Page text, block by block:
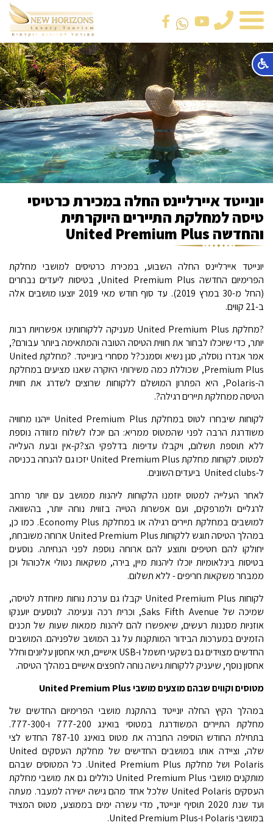
טלפון
יונייטד איירליינס החלה במכירת כרטיסי
טיסה למחלקת התיירים היוקרתית
והחדשה United Premium Plus
יונייטד איירליינס החלה השבוע, במכירת כרטיסים למושבי מחלקת
הפרימיום החדשה United Premium Plus, בטיסות ליעדים נבחרים
(החל מ-30 במרץ 2019). עד סוף חודש מאי 2019 יוצעו מושבים אלה
ב-21 קווים.
?מחלקת United Premium Plus מעניקה ללקוחותינו אפשרויות רבות
יותר, כדי שיוכלו לבחור את חווית הטיסה הטובה והמתאימה ביותר עבורם?,
אמר אנדרו נוסלה, סגן נשיא וסמנכ?ל מסחרי ביונייטד. ?מחלקת United
Premium Plus, שכוללת כמה משירותי היוקרה שאנו מציעים במחלקת
ה-Polaris, היא הפתרון המושלם ללקוחות שרוצים לשדרג את חווית
הטיסה ממחלקת תיירים רגילה?.
לקוחות שיבחרו לטוס במחלקת United Premium Plus ייהנו מחוויה
משודרגת הרבה לפני שהמטוס ממריא: הם יוכלו לשלוח מזוודה נוספת
ללא תוספת תשלום, ויקבלו עדיפות בדלפקי הצ?ק-אין ובעת העלייה
למטוס. לקוחות מחלקת United Premium Plus יזכו גם להנחה בכניסה
ל-United clubs ביעדים השונים.
לאחר העלייה למטוס יוזמנו הלקוחות ליהנות ממושב עם יותר מרחב
לרגליים ולמרפקים, ועם אפשרות הטייה בזווית נוחה יותר, בהשוואה
למושבים במחלקת תיירים רגילה או במחלקת Economy Plus. כמו כן,
במהלך הטיסה תוגש ללקוחות United Premium Plus ארוחה משובחת,
יחולקו להם חטיפים ותוצע להם ארוחה נוספת לפני הנחיתה. נוסעים
בטיסות בינלאומיות יוכלו ליהנות מיין, בירה, משקאות נטולי אלכוהול וכן
ממבחר משקאות חריפים - ללא תשלום.
לקוחות United Premium Plus יקבלו גם ערכת נוחות מיוחדת לטיסה,
שמיכה של Saks Fifth Avenue, וכרית רכה ונעימה. לנוסעים יוענקו
אוזניות מסננות רעשים, שיאפשרו להם ליהנות ממאות שעות של תכנים
הזמינים במערכות הבידור המותקנות על גב המושב שלפניהם. המושבים
החדשים מצוידים גם בשקעי חשמל ו-USB אישיים, תאי אחסון עליונים וחלל
אחסון נוסף, שיעניק ללקוחות גישה נוחה לחפצים אישיים במהלך הטיסה.
מטוסים וקווים שבהם מוצעים מושבי United Premium Plus
במהלך הקיץ החלה יונייטד בהתקנת מושבי הפרימיום החדשים של
מחלקת התיירים המשודרגת במטוסי בואינג 777-200 ו-777-300.
בתחילת החודש הוסיפה החברה את מטוס בואינג 787-10 החדש לצי
שלה, וציידה אותו במושבים החדישים של מחלקת העסקים United
Polaris ושל מחלקת United Premium Plus. כל המטוסים שבהם
מותקנים מושבי United Premium Plus כוללים גם את מושבי מחלקת
העסקים United Polaris שלכל אחד מהם גישה ישירה למעבר. מעתה
ועד שנת 2020 תוסיף יונייטד, מדי עשרה ימים בממוצע, מטוס המצויד
במושבי Polaris ו-United Premium Plus.